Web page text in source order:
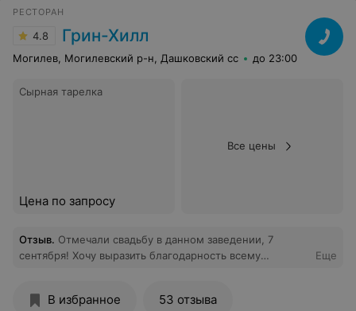
РЕСТОРАН
4.8 Грин-Хилл
Могилев, Могилевский р-н, Дашковский сс до 23:00
Сырная тарелка
Цена по запросу
Все цены
Отзыв. Отмечали свадьбу в данном заведении, 7
сентября! Хочу выразить благодарность всему
наших задач. Девочки официанты большие умнички
Еще
В избранное 53 отзыва